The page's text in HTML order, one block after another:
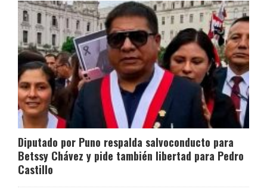
Diputado por Puno respalda salvoconducto para
Betssy Chávez y pide también libertad para Pedro
Castillo